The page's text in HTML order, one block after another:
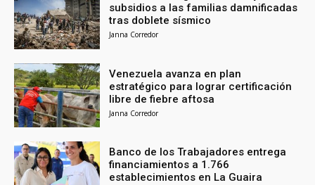
subsidios a las familias damnificadas
tras doblete sísmico
Janna Corredor
Venezuela avanza en plan
estratégico para lograr certificación
libre de fiebre aftosa
Janna Corredor
Banco de los Trabajadores entrega
financiamientos a 1.766
establecimientos en La Guaira